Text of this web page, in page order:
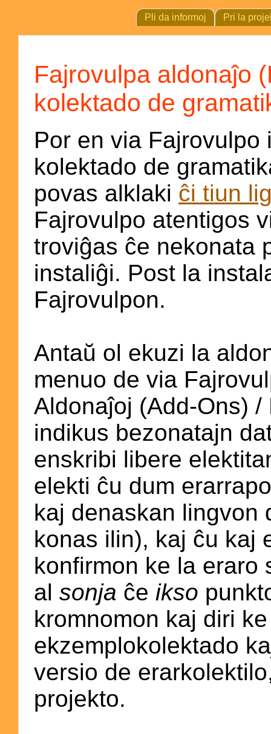
Pri la
Pli da informoj
Fajrovulpa aldonaĵo
kolektado de
Por en via
kolektado de
povas alklaki ĉi tiun
Fajrovulpo atentigos
troviĝas ĉe nekonata
instaliĝi. Post la
Fajrovulpon.
Antaŭ ol ekuzi la
menuo de via
Aldonaĵoj (Add-Ons)
indikus bezonatajn
enskribi libere
elekti ĉu dum
kaj denaskan lingvon
konas ilin), kaj ĉu kaj
konfirmon ke la eraro
al sonja ĉe ikso
kromnomon kaj diri
ekzemplokolektado
versio de
projekto.